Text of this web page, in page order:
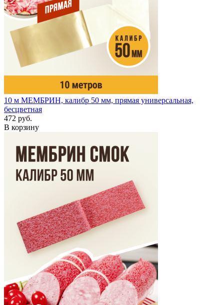
10 м МЕМБРИН, калибр 50 мм, прямая универсальная,
бесцветная
472 руб.
В корзину